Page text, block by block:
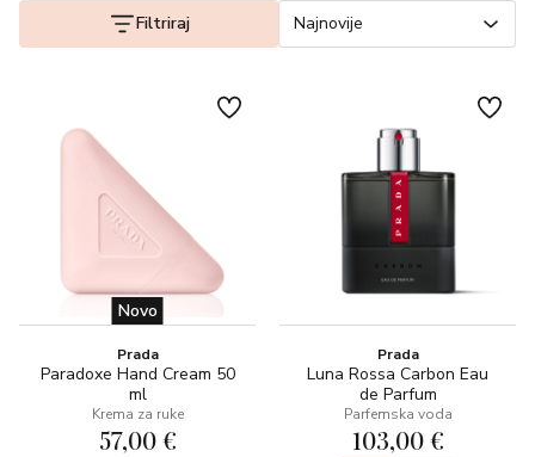
Filtriraj Najnovije
Novo
Prada
Paradoxe Hand Cream 50
ml
Krema za ruke
57,00 €
Prada
Luna Rossa Carbon Eau
de Parfum
Parfemska voda
103,00 €